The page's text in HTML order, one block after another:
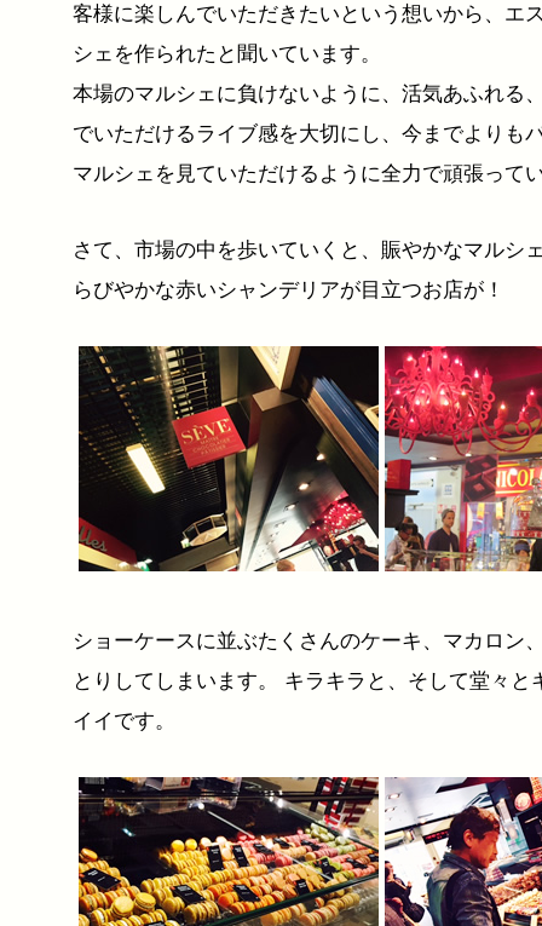
客様に楽しんでいただきたいという想いから、エ
シェを作られたと聞いています。
本場のマルシェに負けないように、活気あふれる
でいただけるライブ感を大切にし、今までよりも
マルシェを見ていただけるように全力で頑張って
さて、市場の中を歩いていくと、賑やかなマルシ
らびやかな赤いシャンデリアが目立つお店が！
ショーケースに並ぶたくさんのケーキ、マカロン
とりしてしまいます。 キラキラと、そして堂々と
イイです。